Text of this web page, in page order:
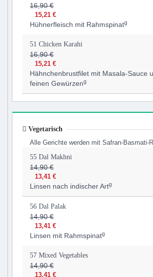
16,90 €
15,21 €
Hühnerfleisch mit Rahmspinatg
51 Chicken Karahi
16,90 €
15,21 €
Hähnchenbrustfilet mit Masala-Sauce
feinen Gewürzeng
Vegetarisch
Alle Gerichte werden mit Safran-Basmati-
55 Dal Makhni
14,90 €
13,41 €
Linsen nach indischer Artg
56 Dal Palak
14,90 €
13,41 €
Linsen mit Rahmspinatg
57 Mixed Vegetables
14,90 €
13,41 €